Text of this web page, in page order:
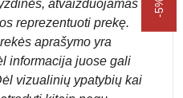
atvaizduojamas
reprezentuoti prekę.
aprašymo yra
informacija juose gali
vizualinių ypatybių kai